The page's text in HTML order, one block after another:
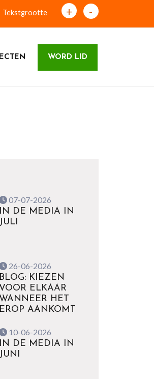
Tekstgrootte + -
WORD LID
07-07-2026
IN DE MEDIA IN
JULI
26-06-2026
BLOG: KIEZEN
VOOR ELKAAR
WANNEER HET
EROP AANKOMT
10-06-2026
IN DE MEDIA IN
JUNI